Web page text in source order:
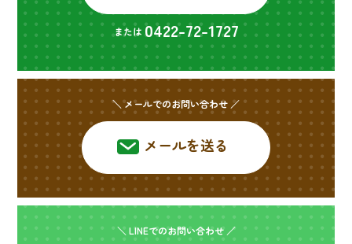
または 0422-72-1727
＼ メールでのお問い合わせ ／
メールを送る
＼ LINEでのお問い合わせ ／